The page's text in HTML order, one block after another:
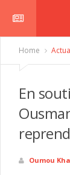
Home
En
Oumou